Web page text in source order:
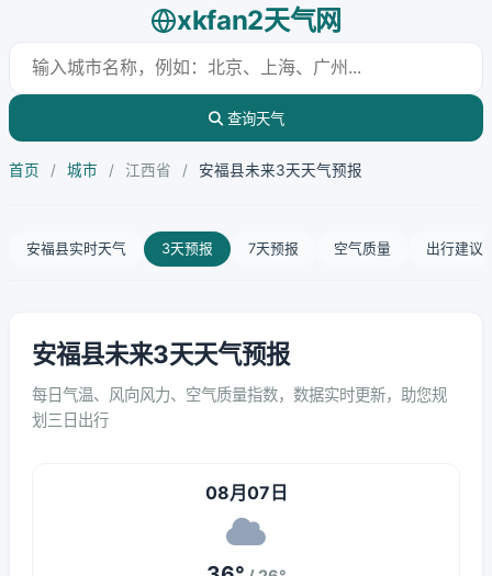
xkfan2天气网
查询天气
首页 / 城市 / 江西省 / 安福县未来3天天气预报
安福县实时天气 3天预报 7天预报 空气质量 出行建议
安福县未来3天天气预报
每日气温、风向风力、空气质量指数，数据实时更新，助您规
划三日出行
08月07日